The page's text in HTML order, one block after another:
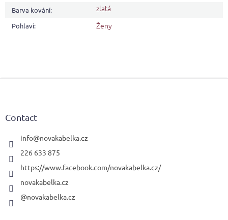
Barva kování: zlatá
Pohlaví: Ženy
Contact
info@novakabelka.cz
226 633 875
https://www.facebook.com/novakabelka.cz/
novakabelka.cz
@novakabelka.cz